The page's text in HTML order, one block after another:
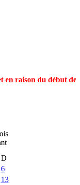
raison du début
D
6
13